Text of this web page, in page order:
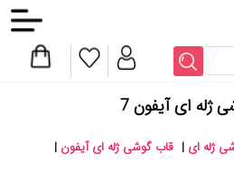
ژله ای آیفون 7
ژله ای | قاب گوشی ژله ای آیفون |